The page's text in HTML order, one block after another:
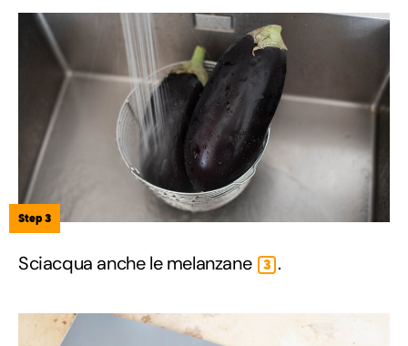
Step 3
Sciacqua anche le melanzane 3 .